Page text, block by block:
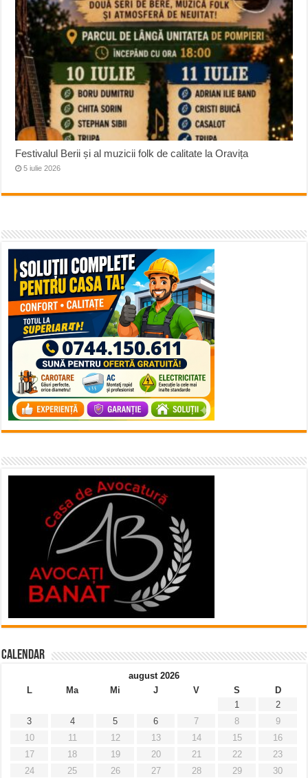
Festivalul Berii și al muzicii folk de calitate la Oravița
5 iulie 2026
Calendar
august 2026
L
Ma Mi J V S
D
1
2
3
4 5 6 7 8
9
10
11 12 13 14 15
16
17
18 19 20 21 22
23
24
25 26 27 28 29
30